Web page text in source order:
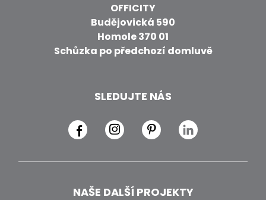
OFFICITY
Budějovická 590
Homole 370 01
Schůzka po předchozí domluvě
SLEDUJTE NÁS
NAŠE DALŠÍ PROJEKTY